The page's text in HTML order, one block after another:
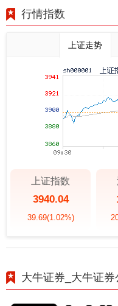
行情指数
上证走势
上证指数
3940.04
39.69(1.02%)
大牛证券_大牛证